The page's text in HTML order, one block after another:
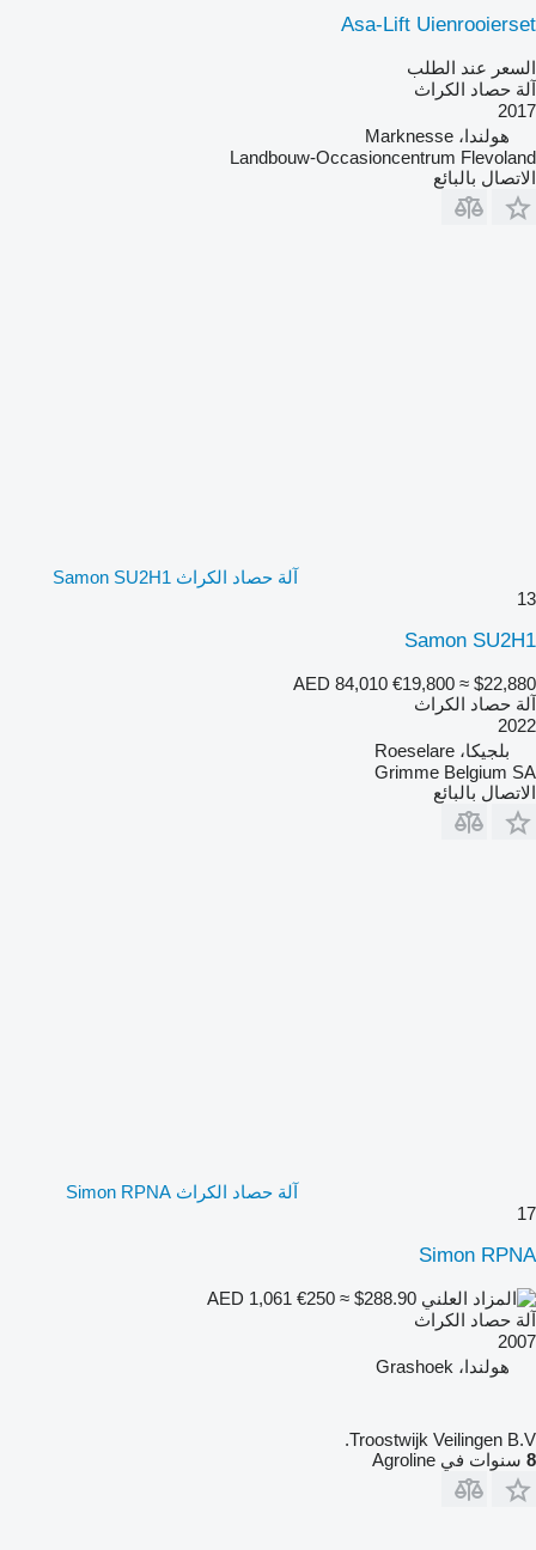
Asa-Lift Uienrooierset
السعر عند الطلب
آلة حصاد الكراث
2017
هولندا، Marknesse
Landbouw-Occasioncentrum Flevoland
الاتصال بالبائع
آلة حصاد الكراث Samon SU2H1
13
Samon SU2H1
AED 84,010 €19,800 ≈ $22,880
آلة حصاد الكراث
2022
بلجيكا، Roeselare
Grimme Belgium SA
الاتصال بالبائع
آلة حصاد الكراث Simon RPNA
17
Simon RPNA
€250 ≈ $288.90
آلة حصاد الكراث
2007
هولندا، Grashoek
Troostwijk Veilingen B.V.
8 سنوات في Agroline